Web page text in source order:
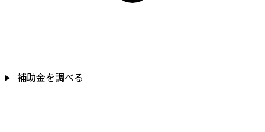
補助金を調べる